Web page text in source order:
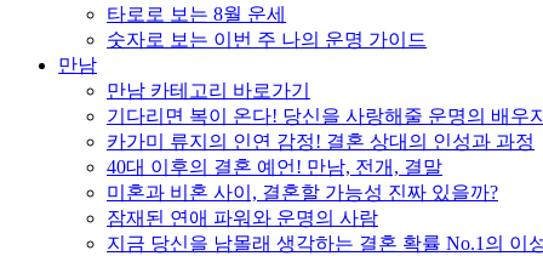
타로로 보는 8월 운세
숫자로 보는 이번 주 나의 운명 가이드
만남
만남 카테고리 바로가기
기다리면 복이 온다! 당신을 사랑해줄 운명의 배우
카가미 류지의 인연 감정! 결혼 상대의 인성과 과정
40대 이후의 결혼 예언! 만남, 전개, 결말
미혼과 비혼 사이, 결혼할 가능성 진짜 있을까?
잠재된 연애 파워와 운명의 사람
지금 당신을 남몰래 생각하는 결혼 확률 No.1의 이